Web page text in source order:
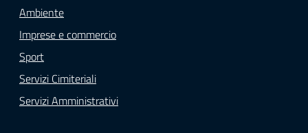
Ambiente
Imprese e commercio
Sport
Servizi Cimiteriali
Servizi Amministrativi